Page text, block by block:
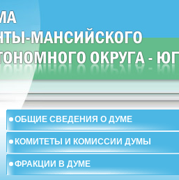
ОБЩИЕ СВЕДЕНИЯ О ДУМЕ
КОМИТЕТЫ И КОМИССИИ ДУМЫ
ФРАКЦИИ В ДУМЕ